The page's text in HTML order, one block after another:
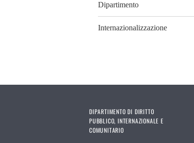
Dipartimento
Internazionalizzazione
DIPARTIMENTO DI DIRITTO
PUBBLICO, INTERNAZIONALE E
COMUNITARIO